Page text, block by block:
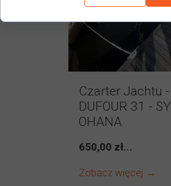
Czarter Jachtu -
DUFOUR 31 - SY
OHANA
650,00 zł...
Zobacz więcej →